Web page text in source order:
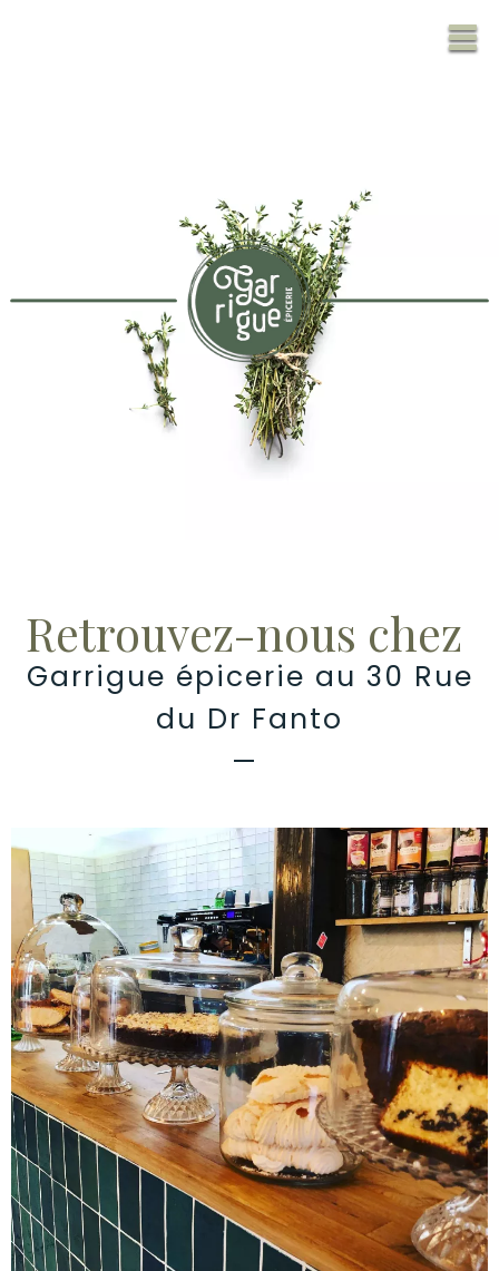
Retrouvez-nous chez
Garrigue épicerie au 30 Rue
du Dr Fanto
—